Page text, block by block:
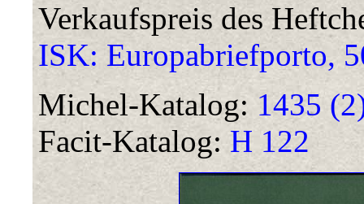
Verkaufspreis des
ISK: Europabriefporto,
Michel-Katalog: 1435
Facit-Katalog: H 122